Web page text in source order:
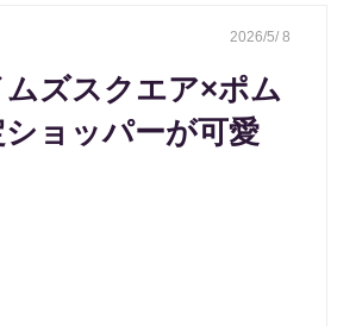
2026/5/ 8
ムズスクエア×ポム
ョッパーが可愛